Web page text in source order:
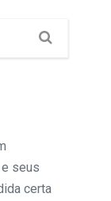
seus
certa